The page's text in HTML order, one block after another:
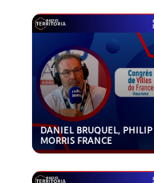
DANIEL BRUQUEL, PHILIP
MORRIS FRANCE